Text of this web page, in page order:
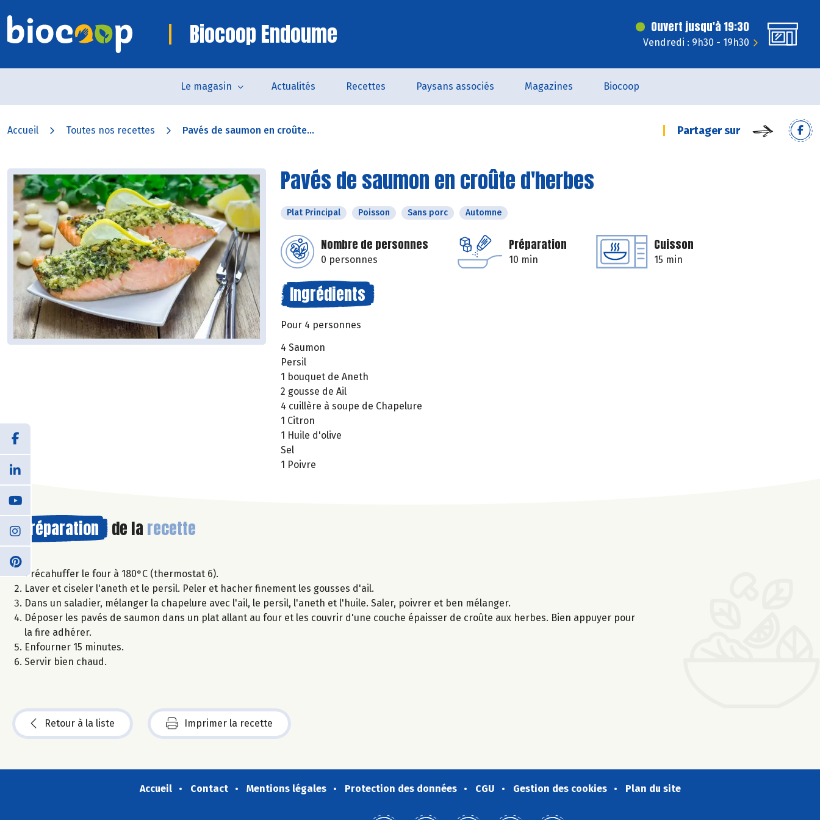
Biocoop Endoume Ouvert jusqu'à 19:30
Vendredi : 9h30 - 19h30
Le magasin Actualités Recettes Paysans associés Magazines Biocoop
Accueil Toutes nos recettes Pavés de saumon en croûte... Partager sur
Pavés de saumon en croûte d'herbes
Plat Principal Poisson Sans porc Automne
Nombre de personnes
0 personnes
Préparation
10 min
Cuisson
15 min
Ingrédients
Pour 4 personnes
4 Saumon
Persil
1 bouquet de Aneth
2 gousse de Ail
4 cuillère à soupe de Chapelure
1 Citron
1 Huile d'olive
Sel
1 Poivre
Préparation de la recette
Précahuffer le four à 180°C (thermostat 6).
Laver et ciseler l'aneth et le persil. Peler et hacher finement les gousses d'ail.
Dans un saladier, mélanger la chapelure avec l'ail, le persil, l'aneth et l'huile. Saler, poivrer et ben mélanger.
Déposer les pavés de saumon dans un plat allant au four et les couvrir d'une couche épaisser de croûte aux herbes. Bien appuyer pour
la fire adhérer.
Enfourner 15 minutes.
Servir bien chaud.
Retour à la liste Imprimer la recette
Accueil Contact Mentions légales Protection des données CGU Gestion des cookies Plan du site